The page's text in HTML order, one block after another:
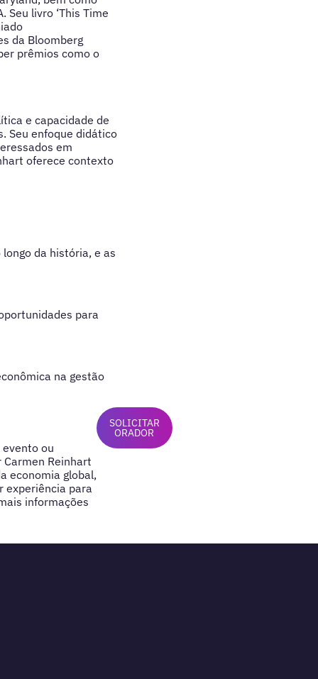
Seu livro ‘This Time
da Bloomberg
prêmios como o
e capacidade de
Seu enfoque didático
em
oferece contexto
da história, e as
para
na gestão
ou
Reinhart
economia global,
experiência para
informações
SOLICITAR
ORADOR